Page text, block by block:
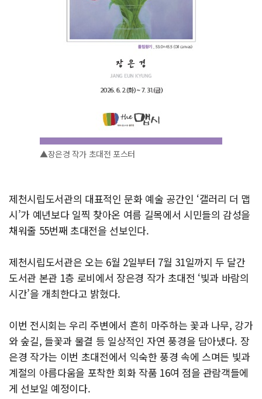
▲장은경 작가 초대전 포스터
제천시립도서관의 대표적인 문화 예술 공간인 ‘갤러리 더 맵
시’가 예년보다 일찍 찾아온 여름 길목에서 시민들의 감성을
채워줄 55번째 초대전을 선보인다.
제천시립도서관은 오는 6월 2일부터 7월 31일까지 두 달간
도서관 본관 1층 로비에서 장은경 작가 초대전 ‘빛과 바람의
시간’을 개최한다고 밝혔다.
이번 전시회는 우리 주변에서 흔히 마주하는 꽃과 나무, 강가
와 숲길, 들꽃과 물결 등 일상적인 자연 풍경을 담아냈다. 장
은경 작가는 이번 초대전에서 익숙한 풍경 속에 스며든 빛과
계절의 아름다움을 포착한 회화 작품 16여 점을 관람객들에
게 선보일 예정이다.